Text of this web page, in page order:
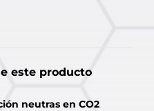
este producto
neutras en CO2